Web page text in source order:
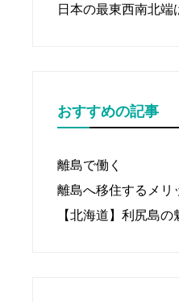
日本の最東西南北端
おすすめの記事
離島で働く
離島へ移住するメリ
【北海道】利尻島